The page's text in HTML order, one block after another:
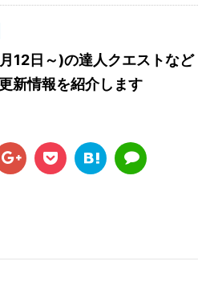
12日～)の達人クエストなど
新情報を紹介します